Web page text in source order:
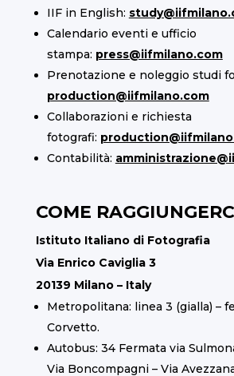
IIF in English:
Calendario eventi e ufficio
stampa: press@iifmilano.com
Prenotazione e noleggio studi
production@iifmilano.com
Collaborazioni e richiesta
fotografi:
Contabilità:
COME
Istituto Italiano di Fotografia
Via Enrico Caviglia 3
20139 Milano – Italy
Metropolitana: linea 3 (gialla) –
Corvetto.
Autobus: 34 Fermata via
Via Boncompagni – Via